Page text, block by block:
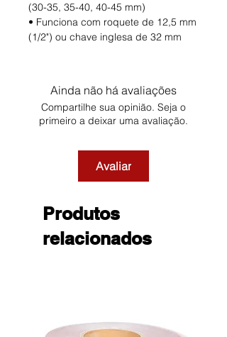
(30-35, 35-40, 40-45 mm)
• Funciona com roquete de 12,5 mm
(1/2") ou chave inglesa de 32 mm
Ainda não há avaliações
Compartilhe sua opinião. Seja o
primeiro a deixar uma avaliação.
Avaliar
Produtos
relacionados